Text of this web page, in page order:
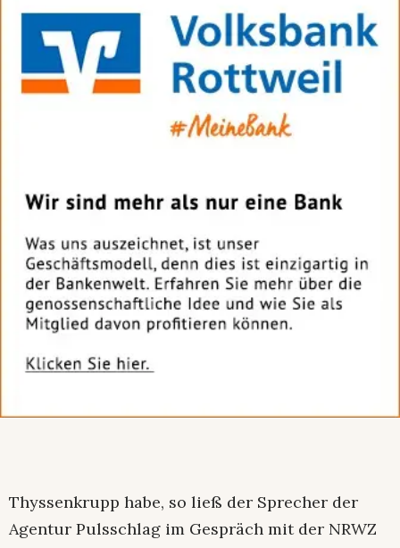
Thyssenkrupp habe, so ließ der Sprecher der
Agentur Pulsschlag im Gespräch mit der NRWZ